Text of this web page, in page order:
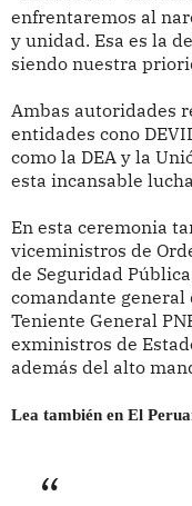
enfrentaremos al
y unidad. Esa es la
siendo nuestra
Ambas autoridades
entidades cono
como la DEA y la
esta incansable
En esta ceremonia
viceministros de
de Seguridad
comandante general
Teniente General
exministros de
además del alto
Lea también en El